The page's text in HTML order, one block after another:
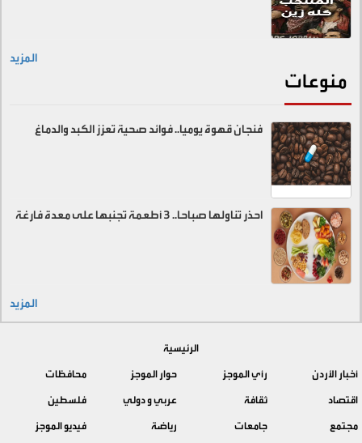
المزيد
منوعات
فنجان قهوة يوميا.. فوائد صحية تعزز الكبد والدماغ
احذر تناولها صباحا.. 3 أطعمة تجنبها على معدة فارغة
المزيد
الرئيسية
أخبار الأردن
رأي الموجز حوار الموجز
محافظات
اقتصاد
ثقافة عربي و دولي
فلسطين
مجتمع
جامعات رياضة فيديو الموجز